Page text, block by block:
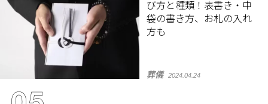
び方と種類！表書き・中
袋の書き方、お札の入れ
方も
葬儀 2024.04.24